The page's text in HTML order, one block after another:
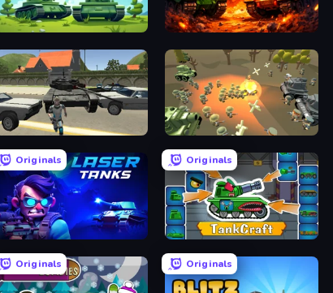
Tank Wars War Machine Clash
Gangster Vegas Grand City WW1 Battle Simulator
Originals
Laser Tanks
Originals
TankCraft
Originals Originals